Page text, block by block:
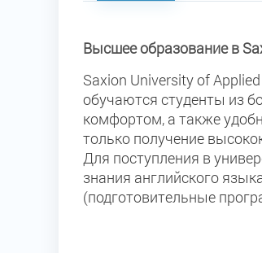
Высшее образование в
Saxion University of
обучаются студенты из
комфортом, а также
только получение
Для поступления в
знания английского
(подготовительные